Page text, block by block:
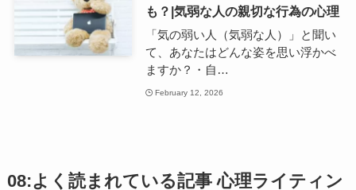
も？|気弱な人の親切な行為の心理
「気の弱い人（気弱な人）」と聞い
て、あなたはどんな姿を思い浮かべ
ますか？・自…
February 12, 2026
08:よく読まれている記事 心理ライティン